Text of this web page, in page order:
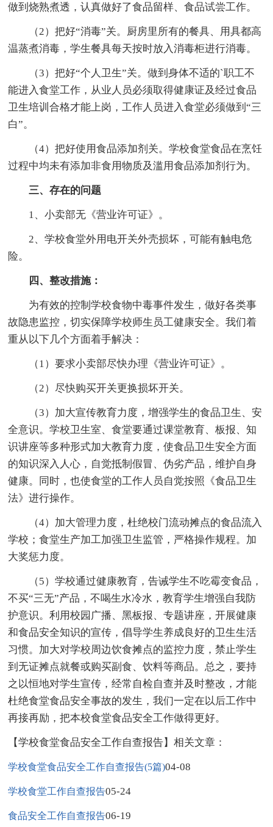
做到烧熟煮透，认真做好了食品留样、食品试尝工作。
（2）把好“消毒”关。厨房里所有的餐具、用具都高
温蒸煮消毒，学生餐具每天按时放入消毒柜进行消毒。
（3）把好“个人卫生”关。做到身体不适的`职工不
能进入食堂工作，从业人员必须取得健康证及经过食品
卫生培训合格才能上岗，工作人员进入食堂必须做到“三
白”。
（4）把好使用食品添加剂关。学校食堂食品在烹饪
过程中均未有添加非食用物质及滥用食品添加剂行为。
三、存在的问题
1、小卖部无《营业许可证》。
2、学校食堂外用电开关外壳损坏，可能有触电危
险。
四、整改措施：
为有效的控制学校食物中毒事件发生，做好各类事
故隐患监控，切实保障学校师生员工健康安全。我们着
重从以下几个方面着手解决：
（1）要求小卖部尽快办理《营业许可证》。
（2）尽快购买开关更换损坏开关。
（3）加大宣传教育力度，增强学生的食品卫生、安
全意识。学校卫生室、食堂要通过课堂教育、板报、知
识讲座等多种形式加大教育力度，使食品卫生安全方面
的知识深入人心，自觉抵制假冒、伪劣产品，维护自身
健康。同时，也使食堂的工作人员自觉按照《食品卫生
法》进行操作。
（4）加大管理力度，杜绝校门流动摊点的食品流入
学校；食堂生产加工加强卫生监管，严格操作规程。加
大奖惩力度。
（5）学校通过健康教育，告诫学生不吃霉变食品，
不买“三无”产品，不喝生水冷水，教育学生增强自我防
护意识。利用校园广播、黑板报、专题讲座，开展健康
和食品安全知识的宣传，倡导学生养成良好的卫生生活
习惯。加大对学校周边饮食摊点的监控力度，禁止学生
到无证摊点就餐或购买副食、饮料等商品。总之，要持
之以恒地对学生宣传，经常自检自查并及时整改，才能
杜绝食堂食品安全事故的发生，我们一定在以后工作中
再接再励，把本校食堂食品安全工作做得更好。
【学校食堂食品安全工作自查报告】相关文章：
学校食堂食品安全工作自查报告(5篇)04-08
学校食堂工作自查报告05-24
食品安全工作自查报告06-19